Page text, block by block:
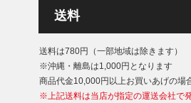
送料
送料は780円（一部地域は除きます）
※沖縄・離島は1,000円となります
商品代金10,000円以上お買いあげの場
※上記送料は当店が指定の運送会社で